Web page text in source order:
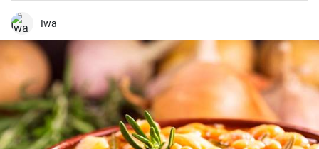
que es increíblemente fácil de hacer y, a la vez, tan sabrosa e
impresionante. Un trozo de filete de salmón fresco se marina en un
Iwa